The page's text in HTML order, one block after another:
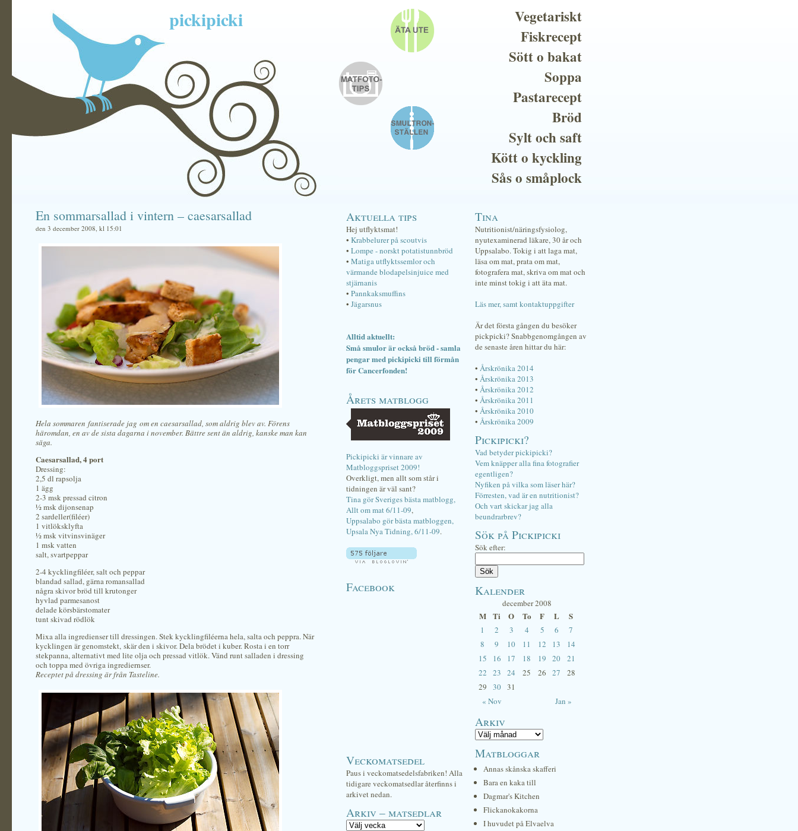
pickipicki
Vegetariskt
Fiskrecept
Sött o bakat
Soppa
Pastarecept
Bröd
Sylt och saft
Kött o kyckling
Sås o småplock
En sommarsallad i vintern – caesarsallad
den 3 december 2008, kl 15:01
Hela sommaren fantiserade jag om en caesarsallad, som aldrig blev av. Förens
häromdan, en av de sista dagarna i november. Bättre sent än aldrig, kanske man kan
säga.
Caesarsallad, 4 port
Dressing:
2,5 dl rapsolja
1 ägg
2-3 msk pressad citron
½ msk dijonsenap
2 sardeller(filéer)
1 vitlöksklyfta
½ msk vitvinsvinäger
1 msk vatten
salt, svartpeppar
2-4 kycklingfiléer, salt och peppar
blandad sallad, gärna romansallad
några skivor bröd till krutonger
hyvlad parmesanost
delade körsbärstomater
tunt skivad rödlök
Mixa alla ingredienser till dressingen. Stek kycklingfiléerna hela, salta och peppra. När
kycklingen är genomstekt, skär den i skivor. Dela brödet i kuber. Rosta i en torr
stekpanna, alternativt med lite olja och pressad vitlök. Vänd runt salladen i dressing
och toppa med övriga ingrediernser.
Receptet på dressing är från Tasteline.
Aktuella tips
Hej utflyktsmat!
• Krabbelurer på scoutvis
• Lompe - norskt potatistunnbröd
• Matiga utflyktssemlor och
värmande blodapelsinjuice med
stjärnanis
• Pannkaksmuffins
• Jägarsnus
Alltid aktuellt:
Små smulor är också bröd - samla
pengar med pickipicki till förmån
för Cancerfonden!
Årets matblogg
Pickipicki är vinnare av
Matbloggspriset 2009!
Overkligt, men allt som står i
tidningen är väl sant?
Tina gör Sveriges bästa matblogg,
Allt om mat 6/11-09,
Uppsalabo gör bästa matbloggen,
Upsala Nya Tidning, 6/11-09.
Facebook
Veckomatsedel
Paus i veckomatsedelsfabriken! Alla
tidigare veckomatsedlar återfinns i
arkivet nedan.
Arkiv – matsedlar
Tina
Nutritionist/näringsfysiolog,
nyutexaminerad läkare, 30 år och
Uppsalabo. Tokig i att laga mat,
läsa om mat, prata om mat,
fotografera mat, skriva om mat och
inte minst tokig i att äta mat.
Läs mer, samt kontaktuppgifter
Är det första gången du besöker
pickpicki? Snabbgenomgången av
de senaste åren hittar du här:
• Årskrönika 2014
• Årskrönika 2013
• Årskrönika 2012
• Årskrönika 2011
• Årskrönika 2010
• Årskrönika 2009
Pickipicki?
Vad betyder pickipicki?
Vem knäpper alla fina fotografier
egentligen?
Nyfiken på vilka som läser här?
Förresten, vad är en nutritionist?
Och vart skickar jag alla
beundrarbrev?
Sök på Pickipicki
Sök efter:
Kalender
december 2008
M Ti O To F L S
« Nov Jan »
1 2 3 4 5 6
7
8
9 10 11 12 13
14
15
16 17 18 19 20
21
22
23 24 25 26 27
28
29
30 31
Arkiv
Matbloggar
Annas skånska skafferi
Bara en kaka till
Dagmar's Kitchen
Flickanokakorna
I huvudet på Elvaelva